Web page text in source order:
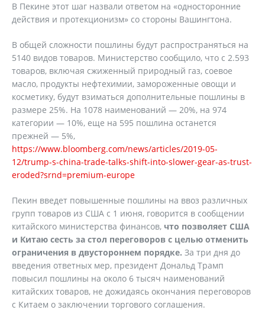
В Пекине этот шаг назвали ответом на «односторонние
действия и протекционизм» со стороны Вашингтона.
В общей сложности пошлины будут распространяться на
5140 видов товаров. Министерство сообщило, что с 2.593
товаров, включая сжиженный природный газ, соевое
масло, продукты нефтехимии, замороженные овощи и
косметику, будут взиматься дополнительные пошлины в
размере 25%. На 1078 наименований — 20%, на 974
категории — 10%, еще на 595 пошлина останется
прежней — 5%,
https://www.bloomberg.com/news/articles/2019-05-
12/trump-s-china-trade-talks-shift-into-slower-gear-as-trust-
eroded?srnd=premium-europe
Пекин введет повышенные пошлины на ввоз различных
групп товаров из США с 1 июня, говорится в сообщении
китайского министерства финансов, что позволяет США
и Китаю сесть за стол переговоров с целью отменить
ограничения в двустороннем порядке. За три дня до
введения ответных мер, президент Дональд Трамп
повысил пошлины на около 6 тысяч наименований
китайских товаров, не дожидаясь окончания переговоров
с Китаем о заключении торгового соглашения.